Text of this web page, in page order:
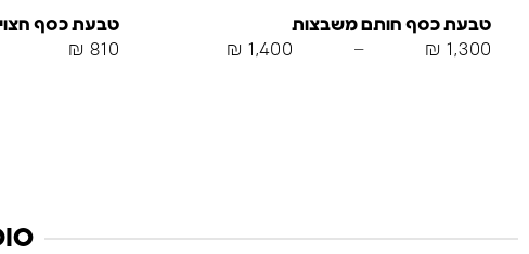
טבעת כסף חותם משבצות
₪ 1,300
–
₪ 1,400
טבעת כסף
₪ 810